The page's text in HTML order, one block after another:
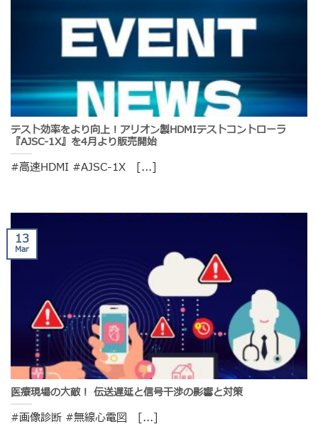
テスト効率をより向上！アリオン製HDMIテストコントローラ
『AJSC-1X』を4月より販売開始
#高速HDMI #AJSC-1X [...]
医療現場の大敵！ 伝送遅延と信号干渉の影響と対策
#画像診断 #無線心電図 [...]
13
Mar